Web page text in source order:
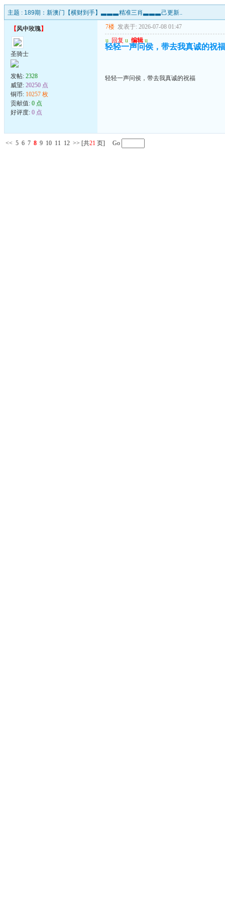
主题 : 189期：新澳门【横财到手】▃▃▃精准三肖▃▃▃己更新..
【风中玫瑰】
圣骑士
发帖: 2328
威望: 20250 点
铜币: 10257 枚
贡献值: 0 点
好评度: 0 点
7楼 发表于: 2026-07-08 01:47
u 回复 u 编辑 u
轻轻一声问侯，带去我真诚的祝福
轻轻一声问侯，带去我真诚的祝福
<< 5 6 7 8 9 10 11 12 >> [共21 页] Go